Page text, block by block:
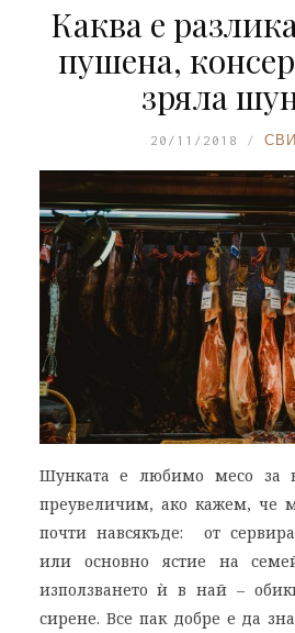
Каква е
пушена,
зряла
20/11/2018
Шунката е любимо месо за
преувеличим, ако кажем, че
почти навсякъде: от
или основно ястие на
използването ѝ в най –
сирене. Все пак добре е да